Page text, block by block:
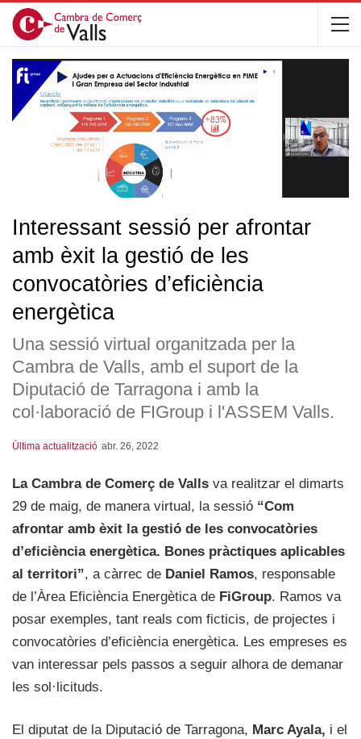
Interessant sessió per afrontar
amb èxit la gestió de les
convocatòries d’eficiència
energètica
Una sessió virtual organitzada per la
Cambra de Valls, amb el suport de la
Diputació de Tarragona i amb la
col·laboració de FIGroup i l'ASSEM Valls.
Última actualització abr. 26, 2022
La Cambra de Comerç de Valls va realitzar el dimarts
29 de maig, de manera virtual, la sessió “Com
afrontar amb èxit la gestió de les convocatòries
d’eficiència energètica. Bones pràctiques aplicables
al territori”, a càrrec de Daniel Ramos, responsable
de l’Àrea Eficiència Energètica de FiGroup. Ramos va
posar exemples, tant reals com ficticis, de projectes i
convocatòries d’eficiència energètica. Les empreses es
van interessar pels passos a seguir alhora de demanar
les sol·licituds.
El diputat de la Diputació de Tarragona, Marc Ayala, i el